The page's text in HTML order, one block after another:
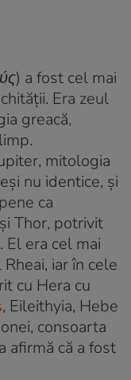
) a fost cel mai
Era zeul
greacă,
mitologia
nu identice, și
ca
Thor, potrivit
. El era cel mai
iar în cele
cu Hera cu
, Eileithyia, Hebe
consoarta
afirmă că a fost